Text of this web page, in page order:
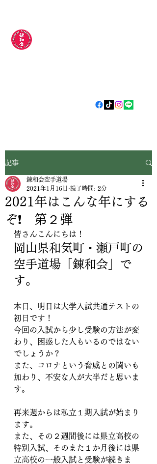
記事
2021年はこんな年にする
ぞ❗️ 第２弾
錬和会空手道場
2021年1月16日 読了時間: 2分
皆さんこんにちは！
岡山県和気町・瀬戸町の
空手道場「 錬和会 」で
す。
本日、明日は大学入試共通テストの
初日です！
今回の入試から少し受験の方法が変
わり、困惑した人もいるのではない
でしょうか？
また、コロナという脅威との闘いも
加わり、不安な人が大半だと思いま
す。
再来週からは私立１期入試が始まり
ます。
また、その２週間後には県立高校の
特別入試、そのまた１か月後には県
立高校の一般入試と受験が続きま